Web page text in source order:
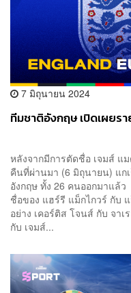
7 มิถุนายน 2024
ทีมชาติอังกฤษ เปิดเผยร
หลังจากมีการตัดชื่อ เจมส์ แ
คืนที่ผ่านมา (6 มิถุนายน) แก
อังกฤษ ทั้ง 26 คนออกมาแล้
ชื่อของ แฮร์รี แม็กไกวร์ กับ
อย่าง เคอร์ติส โจนส์ กับ จา
กับ เจมส์...